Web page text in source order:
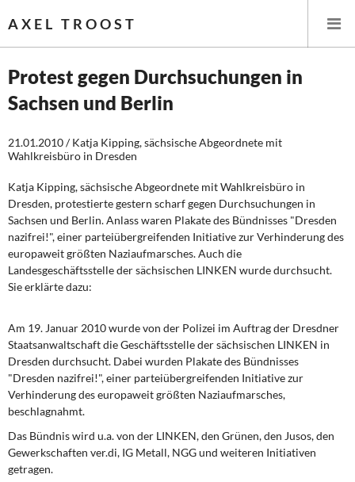
AXEL TROOST
Startseite
Themen
Memo-Gruppe
Institut Solidarische Moderne
Rosa-Luxemburg-Stiftung
Über mich
Kontakt
Protest gegen Durchsuchungen in
Sachsen und Berlin
21.01.2010 / Katja Kipping, sächsische Abgeordnete mit
Wahlkreisbüro in Dresden
Katja Kipping, sächsische Abgeordnete mit Wahlkreisbüro in
Dresden, protestierte gestern scharf gegen Durchsuchungen in
Sachsen und Berlin. Anlass waren Plakate des Bündnisses "Dresden
nazifrei!", einer parteiübergreifenden Initiative zur Verhinderung des
europaweit größten Naziaufmarsches. Auch die
Landesgeschäftsstelle der sächsischen LINKEN wurde durchsucht.
Sie erklärte dazu:
Am 19. Januar 2010 wurde von der Polizei im Auftrag der Dresdner
Staatsanwaltschaft die Geschäftsstelle der sächsischen LINKEN in
Dresden durchsucht. Dabei wurden Plakate des Bündnisses
"Dresden nazifrei!", einer parteiübergreifenden Initiative zur
Verhinderung des europaweit größten Naziaufmarsches,
beschlagnahmt.
Das Bündnis wird u.a. von der LINKEN, den Grünen, den Jusos, den
Gewerkschaften ver.di, IG Metall, NGG und weiteren Initiativen
getragen.